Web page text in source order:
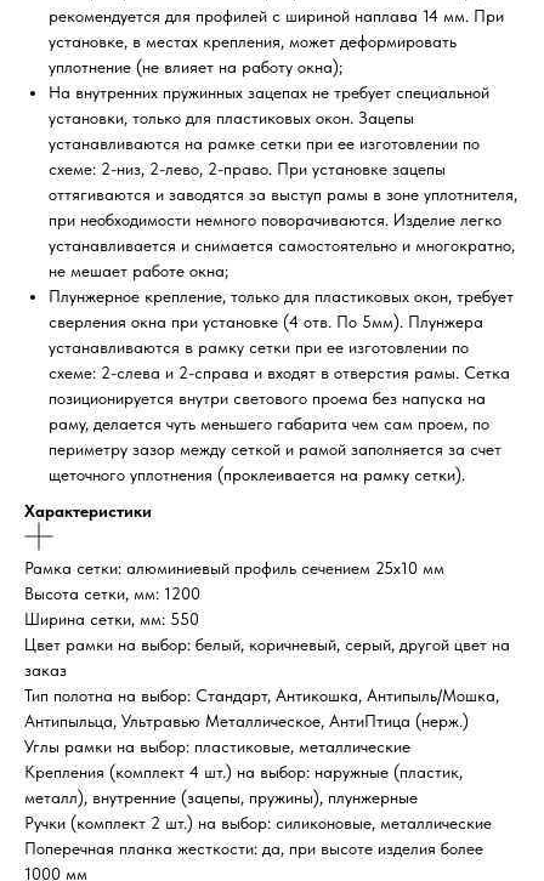
рекомендуется для профилей с шириной наплава 14 мм. При
установке, в местах крепления, может деформировать
уплотнение (не влияет на работу окна);
На внутренних пружинных зацепах не требует специальной
установки, только для пластиковых окон. Зацепы
устанавливаются на рамке сетки при ее изготовлении по
схеме: 2-низ, 2-лево, 2-право. При установке зацепы
оттягиваются и заводятся за выступ рамы в зоне уплотнителя,
при необходимости немного поворачиваются. Изделие легко
устанавливается и снимается самостоятельно и многократно,
не мешает работе окна;
Плунжерное крепление, только для пластиковых окон, требует
сверления окна при установке (4 отв. По 5мм). Плунжера
устанавливаются в рамку сетки при ее изготовлении по
схеме: 2-слева и 2-справа и входят в отверстия рамы. Сетка
позиционируется внутри светового проема без напуска на
раму, делается чуть меньшего габарита чем сам проем, по
периметру зазор между сеткой и рамой заполняется за счет
щеточного уплотнения (проклеивается на рамку сетки).
Характеристики
Рамка сетки: алюминиевый профиль сечением 25х10 мм
Высота сетки, мм: 1200
Ширина сетки, мм: 550
Цвет рамки на выбор: белый, коричневый, серый, другой цвет на
заказ
Тип полотна на выбор: Стандарт, Антикошка, Антипыль/Мошка,
Антипыльца, Ультравью Металлическое, АнтиПтица (нерж.)
Углы рамки на выбор: пластиковые, металлические
Крепления (комплект 4 шт.) на выбор: наружные (пластик,
металл), внутренние (зацепы, пружины), плунжерные
Ручки (комплект 2 шт.) на выбор: силиконовые, металлические
Поперечная планка жесткости: да, при высоте изделия более
1000 мм